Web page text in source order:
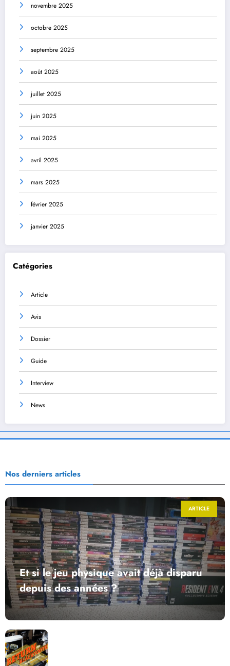
novembre 2025
octobre 2025
septembre 2025
août 2025
juillet 2025
juin 2025
mai 2025
avril 2025
mars 2025
février 2025
janvier 2025
Catégories
Article
Avis
Dossier
Guide
Interview
News
Nos derniers articles
ARTICLE
Et si le jeu physique avait déjà disparu
depuis des années ?